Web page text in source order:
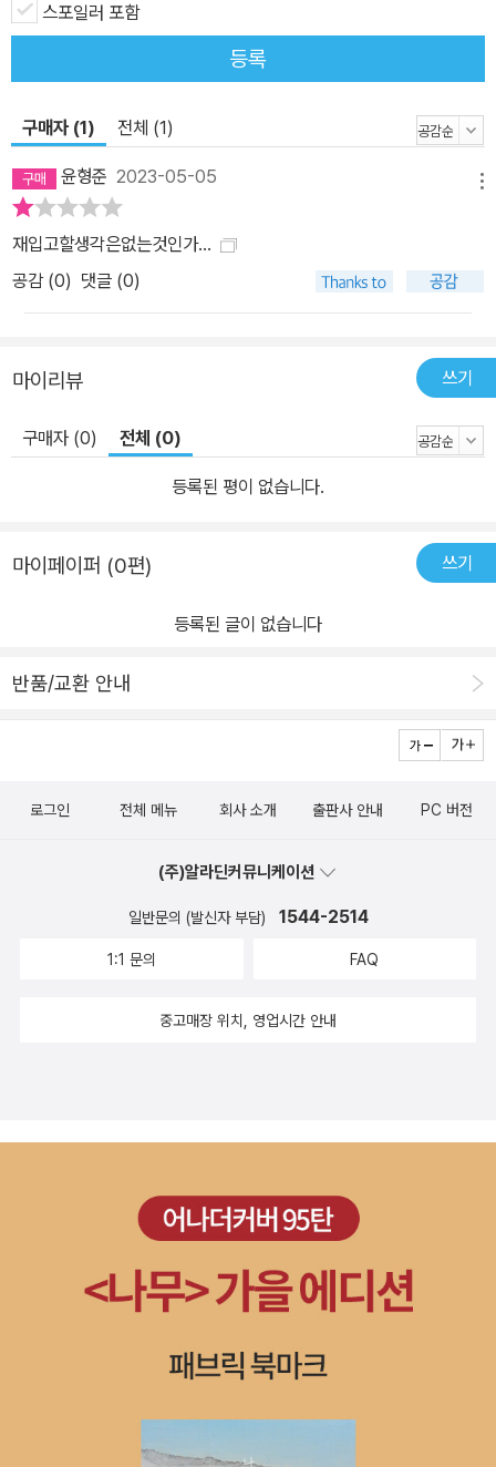
스포일러 포함
등록
구매자 (1) 전체 (1)
윤형준 2023-05-05
재입고할생각은없는것인가...
공감 (0) 댓글 (0)
마이리뷰 쓰기
구매자 (0) 전체 (0)
등록된 평이 없습니다.
마이페이퍼 (0편) 쓰기
등록된 글이 없습니다
반품/교환 안내
로그인 전체 메뉴 회사 소개 출판사 안내 PC 버전
(주)알라딘커뮤니케이션
일반문의 (발신자 부담) 1544-2514
1:1 문의 FAQ
중고매장 위치, 영업시간 안내